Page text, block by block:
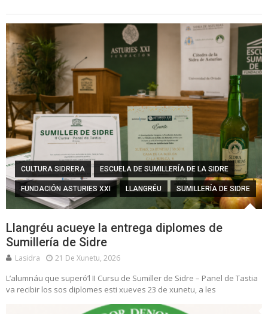
CULTURA SIDRERA ESCUELA DE SUMILLERÍA DE LA SIDRE
FUNDACIÓN ASTURIES XXI LLANGRÉU SUMILLERÍA DE SIDRE
Llangréu acueye la entrega diplomes de
Sumillería de Sidre
Lasidra 21 De Xunetu, 2026
L’alumnáu que superó’l II Cursu de Sumiller de Sidre – Panel de Tastia
va recibir los sos diplomes esti xueves 23 de xunetu, a les